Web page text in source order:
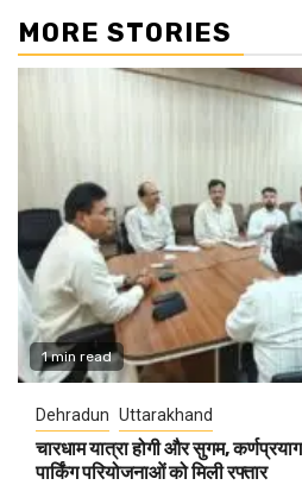
MORE STORIES
1 min read
Dehradun Uttarakhand
चारधाम यात्रा होगी और सुगम,
पार्किंग परियोजनाओं को मिली रफ्तार